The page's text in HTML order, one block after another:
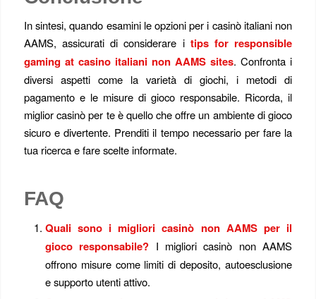
In sintesi, quando esamini le opzioni per i casinò italiani non
AAMS, assicurati di considerare i tips for responsible
gaming at casino italiani non AAMS sites. Confronta i
diversi aspetti come la varietà di giochi, i metodi di
pagamento e le misure di gioco responsabile. Ricorda, il
miglior casinò per te è quello che offre un ambiente di gioco
sicuro e divertente. Prenditi il tempo necessario per fare la
tua ricerca e fare scelte informate.
FAQ
Quali sono i migliori casinò non AAMS per il
gioco responsabile? I migliori casinò non AAMS
offrono misure come limiti di deposito, autoesclusione
e supporto utenti attivo.